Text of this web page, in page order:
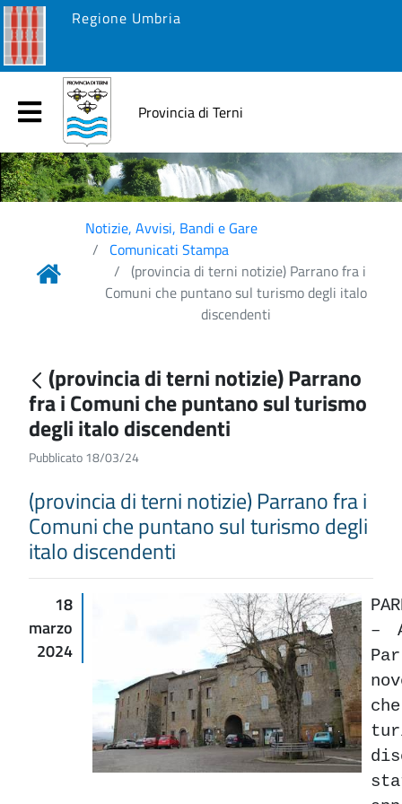
Regione Umbria
Provincia di Terni
Notizie, Avvisi, Bandi e Gare
Comunicati Stampa
(provincia di terni notizie) Parrano fra i
Comuni che puntano sul turismo degli italo
discendenti
(provincia di terni notizie) Parrano
fra i Comuni che puntano sul turismo
degli italo discendenti
Pubblicato 18/03/24
(provincia di terni notizie) Parrano fra i
Comuni che puntano sul turismo degli
italo discendenti
18
marzo
2024
–